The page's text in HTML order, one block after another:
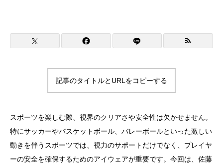
記事のタイトルとURLをコピーする
スポーツを楽しむ際、視界のクリアさや安全性は欠かせません。
特にサッカーやバスケットボール、バレーボールといった激しい
動きを伴うスポーツでは、視力のサポートだけでなく、プレイヤ
ーの安全を確保するためのアイウェアが重要です。今回は、佐藤